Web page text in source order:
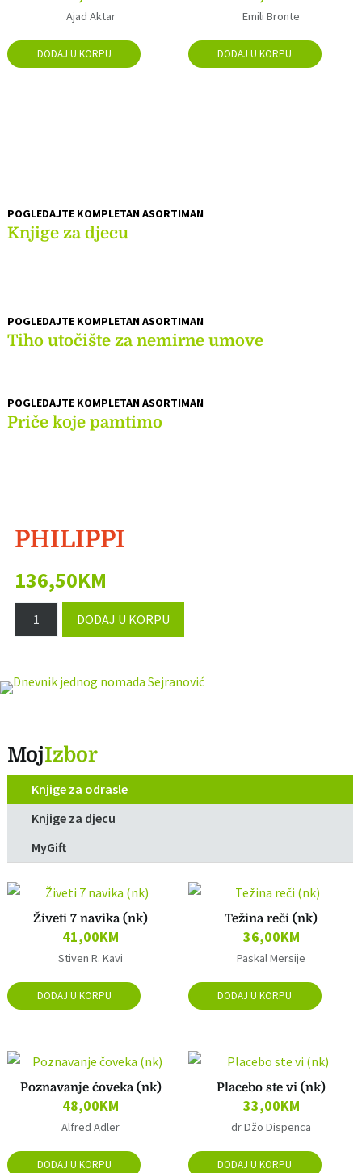
Ajad Aktar
DODAJ U KORPU
Emili Bronte
DODAJ U KORPU
POGLEDAJTE KOMPLETAN ASORTIMAN
Knjige za djecu
POGLEDAJTE KOMPLETAN ASORTIMAN
Tiho utočište za nemirne umove
POGLEDAJTE KOMPLETAN ASORTIMAN
Priče koje pamtimo
PHILIPPI
136,50KM
VAZA
MARGEAUX,
PHILIPPI
DODAJ U KORPU
MojIzbor
Knjige za odrasle
Knjige za djecu
MyGift
Živeti 7 navika (nk)
41,00KM
Stiven R. Kavi
DODAJ U KORPU
Težina reči (nk)
36,00KM
Paskal Mersije
DODAJ U KORPU
Poznavanje čoveka (nk)
48,00KM
Alfred Adler
DODAJ U KORPU
Placebo ste vi (nk)
33,00KM
dr Džo Dispenca
DODAJ U KORPU